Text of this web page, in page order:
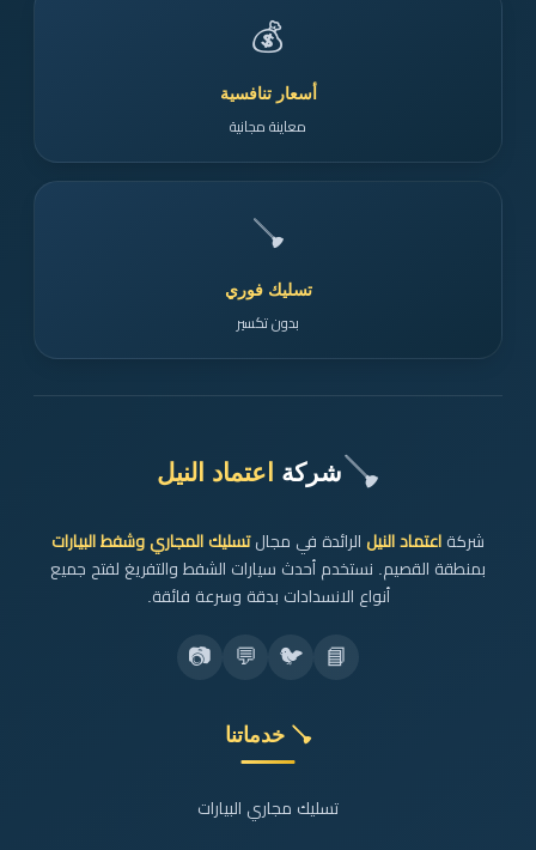
💰
أسعار تنافسية
معاينة مجانية
🪠
تسليك فوري
بدون تكسير
🪠شركة اعتماد النيل
شركة اعتماد النيل الرائدة في مجالتسليك المجاري وشفط البيارات
بمنطقة القصيم. نستخدم أحدث سيارات الشفط والتفريغ لفتح جميع
أنواع الانسدادات بدقة وسرعة فائقة.
📘
🐦
💬
📷
🪠 خدماتنا
تسليك مجاري البيارات